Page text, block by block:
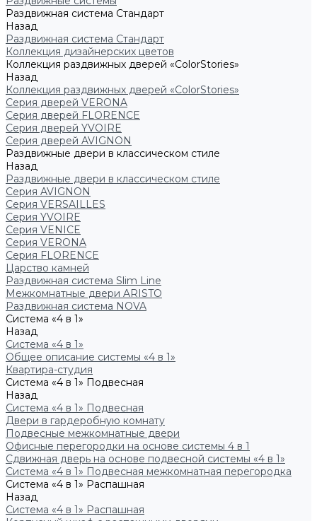
Раздвижная система Стандарт
Назад
Раздвижная система Стандарт
Коллекция дизайнерских цветов
Коллекция раздвижных дверей «ColorStories»
Назад
Коллекция раздвижных дверей «ColorStories»
Серия дверей VERONA
Серия дверей FLORENCE
Серия дверей YVOIRE
Серия дверей AVIGNON
Раздвижные двери в классическом стиле
Назад
Раздвижные двери в классическом стиле
Серия AVIGNON
Серия VERSAILLES
Серия YVOIRE
Серия VENICE
Серия VERONA
Серия FLORENCE
Царство камней
Раздвижная система Slim Line
Межкомнатные двери ARISTO
Раздвижная система NOVA
Система «4 в 1»
Назад
Система «4 в 1»
Общее описание системы «4 в 1»
Квартира-студия
Система «4 в 1» Подвесная
Назад
Система «4 в 1» Подвесная
Двери в гардеробную комнату
Подвесные межкомнатные двери
Офисные перегородки на основе системы 4 в 1
Сдвижная дверь на основе подвесной системы «4 в 1»
Система «4 в 1» Подвесная межкомнатная перегородка
Система «4 в 1» Распашная
Назад
Система «4 в 1» Распашная